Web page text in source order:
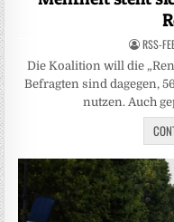
RSS-
Die Koalition will die
Befragten sind dagegen,
nutzen. Auch